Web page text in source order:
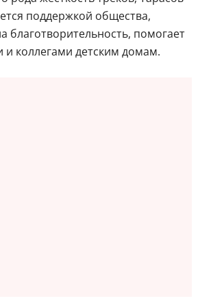
поддержкой общества,
благотворительность, помогает
и коллегами детским домам.